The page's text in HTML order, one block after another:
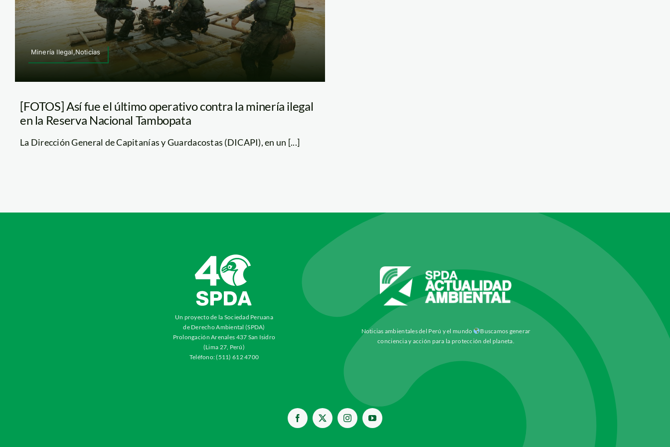
Minería Ilegal,Noticias
[FOTOS] Así fue el último operativo contra la minería ilegal
en la Reserva Nacional Tambopata
La Dirección General de Capitanías y Guardacostas (DICAPI), en un [...]
Un proyecto de la Sociedad Peruana
de Derecho Ambiental (SPDA)
Prolongación Arenales 437 San Isidro
(Lima 27, Perú)
Teléfono: (511) 612 4700
Noticias ambientales del Perú y el mundo
Buscamos generar
conciencia y acción para la protección del planeta.